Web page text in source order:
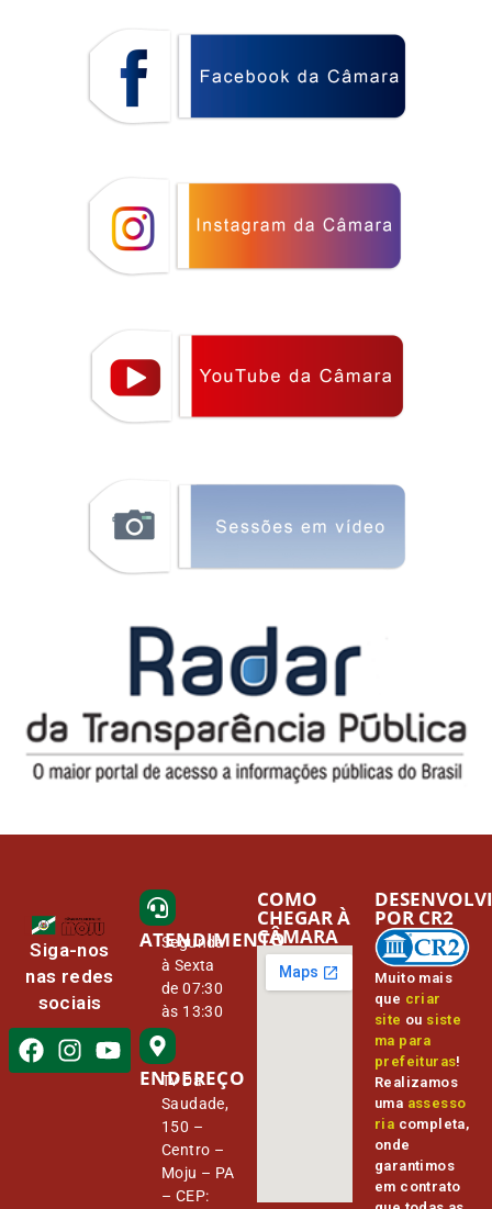
Siga-nos
nas redes
sociais
ATENDIMENTO
Segunda
à Sexta
de 07:30
às 13:30
ENDEREÇO
Tv Da
Saudade,
150 –
Centro –
Moju – PA
– CEP:
COMO
CHEGAR À
CÂMARA
Muito mais
que criar
site ou siste
ma para
prefeituras!
Realizamos
uma assesso
ria completa,
onde
garantimos
em contrato
POR CR2